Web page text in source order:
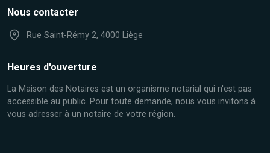
Nous contacter
Rue Saint-Rémy 2, 4000 Liège
Heures d'ouverture
La Maison des Notaires est un organisme notarial qui n'est pas
accessible au public. Pour toute demande, nous vous invitons à
vous adresser à un notaire de votre région.